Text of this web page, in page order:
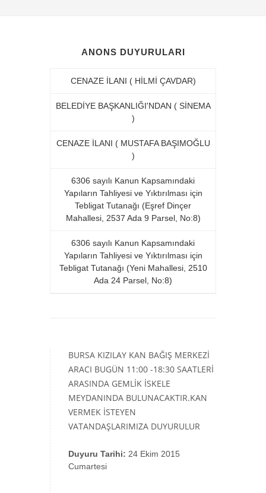
ANONS DUYURULARI
CENAZE İLANI ( HİLMİ ÇAVDAR)
BELEDİYE BAŞKANLIĞI'NDAN ( SİNEMA
)
CENAZE İLANI ( MUSTAFA BAŞIMOĞLU
)
6306 sayılı Kanun Kapsamındaki
Yapıların Tahliyesi ve Yıktırılması için
Tebligat Tutanağı (Eşref Dinçer
Mahallesi, 2537 Ada 9 Parsel, No:8)
6306 sayılı Kanun Kapsamındaki
Yapıların Tahliyesi ve Yıktırılması için
Tebligat Tutanağı (Yeni Mahallesi, 2510
Ada 24 Parsel, No:8)
BURSA KIZILAY KAN BAĞIŞ MERKEZİ
ARACI BUGÜN 11:00 -18:30 SAATLERİ
ARASINDA GEMLİK İSKELE
MEYDANINDA BULUNACAKTIR.KAN
VERMEK İSTEYEN
VATANDAŞLARIMIZA DUYURULUR
Duyuru Tarihi: 24 Ekim 2015
Cumartesi